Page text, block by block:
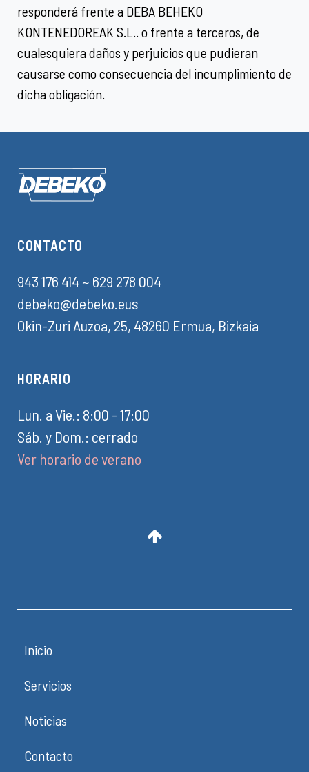
responderá frente a DEBA BEHEKO
KONTENEDOREAK S.L.. o frente a terceros, de
cualesquiera daños y perjuicios que pudieran
causarse como consecuencia del incumplimiento de
dicha obligación.
CONTACTO
943 176 414 ~ 629 278 004
debeko@debeko.eus
Okin-Zuri Auzoa, 25, 48260 Ermua, Bizkaia
HORARIO
Lun. a Vie.: 8:00 - 17:00
Sáb. y Dom.: cerrado
Ver horario de verano
Inicio
Servicios
Noticias
Contacto